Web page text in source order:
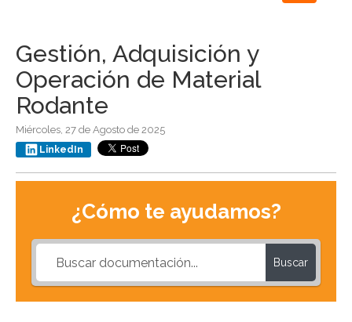
navigation
Gestión, Adquisición y
Operación de Material
Rodante
Miércoles, 27 de Agosto de 2025
LinkedIn
¿Cómo te ayudamos?
Buscar